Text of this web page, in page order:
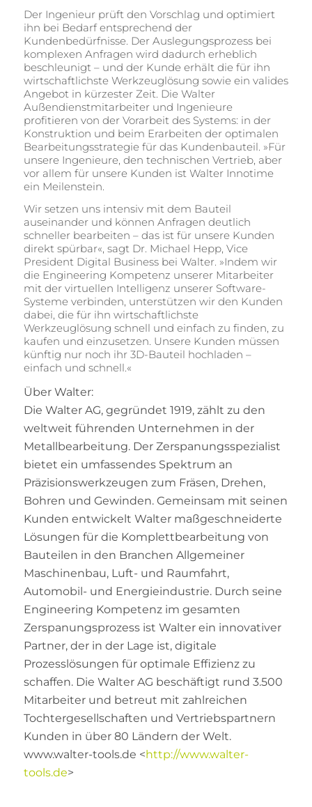
Der Ingenieur prüft den Vorschlag und optimiert
ihn bei Bedarf entsprechend der
Kundenbedürfnisse. Der Auslegungsprozess bei
komplexen Anfragen wird dadurch erheblich
beschleunigt – und der Kunde erhält die für ihn
wirtschaftlichste Werkzeuglösung sowie ein valides
Angebot in kürzester Zeit. Die Walter
Außendienstmitarbeiter und Ingenieure
profitieren von der Vorarbeit des Systems: in der
Konstruktion und beim Erarbeiten der optimalen
Bearbeitungsstrategie für das Kundenbauteil. »Für
unsere Ingenieure, den technischen Vertrieb, aber
vor allem für unsere Kunden ist Walter Innotime
ein Meilenstein.
Wir setzen uns intensiv mit dem Bauteil
auseinander und können Anfragen deutlich
schneller bearbeiten – das ist für unsere Kunden
direkt spürbar«, sagt Dr. Michael Hepp, Vice
President Digital Business bei Walter. »Indem wir
die Engineering Kompetenz unserer Mitarbeiter
mit der virtuellen Intelligenz unserer Software-
Systeme verbinden, unterstützen wir den Kunden
dabei, die für ihn wirtschaftlichste
Werkzeuglösung schnell und einfach zu finden, zu
kaufen und einzusetzen. Unsere Kunden müssen
künftig nur noch ihr 3D-Bauteil hochladen –
einfach und schnell.«
Über Walter:
Die Walter AG, gegründet 1919, zählt zu den
weltweit führenden Unternehmen in der
Metallbearbeitung. Der Zerspanungsspezialist
bietet ein umfassendes Spektrum an
Präzisionswerkzeugen zum Fräsen, Drehen,
Bohren und Gewinden. Gemeinsam mit seinen
Kunden entwickelt Walter maßgeschneiderte
Lösungen für die Komplettbearbeitung von
Bauteilen in den Branchen Allgemeiner
Maschinenbau, Luft- und Raumfahrt,
Automobil- und Energieindustrie. Durch seine
Engineering Kompetenz im gesamten
Zerspanungsprozess ist Walter ein innovativer
Partner, der in der Lage ist, digitale
Prozesslösungen für optimale Effizienz zu
schaffen. Die Walter AG beschäftigt rund 3.500
Mitarbeiter und betreut mit zahlreichen
Tochtergesellschaften und Vertriebspartnern
Kunden in über 80 Ländern der Welt.
www.walter-tools.de <http://www.walter-
tools.de>